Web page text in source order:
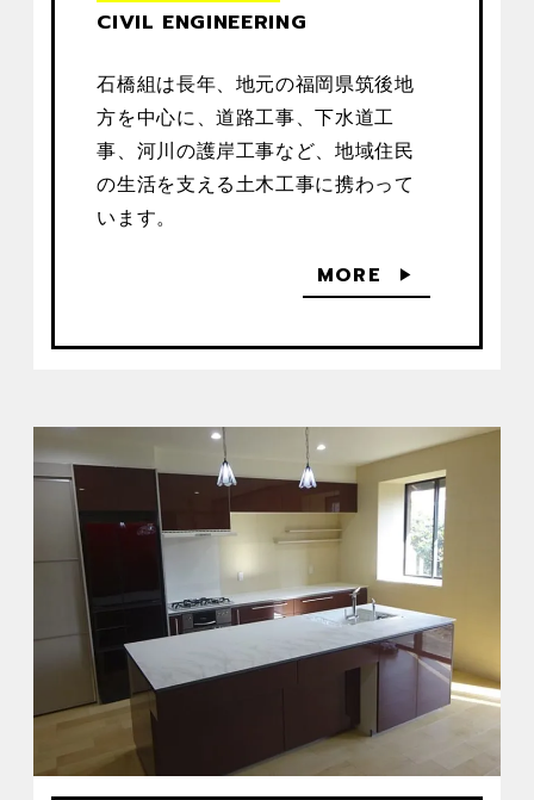
CIVIL ENGINEERING
石橋組は長年、地元の福岡県筑後地
方を中心に、道路工事、下水道工
事、河川の護岸工事など、地域住民
の生活を支える土木工事に携わって
います。
MORE